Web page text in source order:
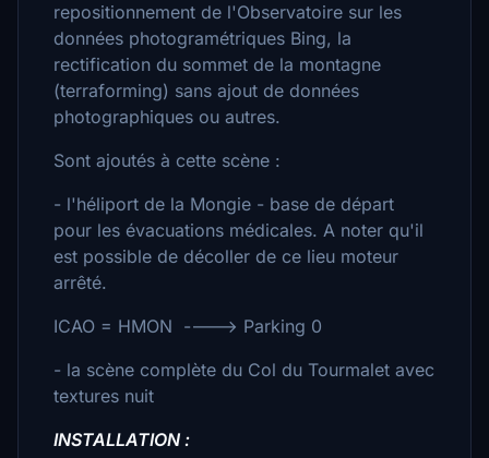
repositionnement de l'Observatoire sur les
données photogramétriques Bing, la
rectification du sommet de la montagne
(terraforming) sans ajout de données
photographiques ou autres.
Sont ajoutés à cette scène :
- l'héliport de la Mongie - base de départ
pour les évacuations médicales. A noter qu'il
est possible de décoller de ce lieu moteur
arrêté.
ICAO = HMON ----> Parking 0
- la scène complète du Col du Tourmalet avec
textures nuit
INSTALLATION :